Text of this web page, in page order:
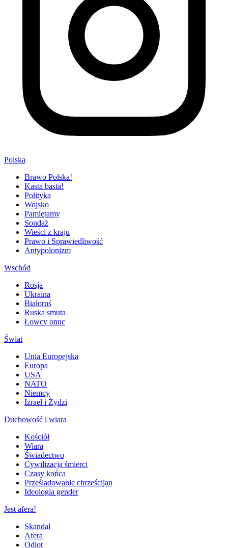
Polska
Brawo Polska!
Kasta basta!
Polityka
Wojsko
Pamiętamy
Sondaż
Wieści z kraju
Prawo i Sprawiedliwość
Antypolonizm
Wschód
Rosja
Ukraina
Białoruś
Ruska smuta
Łowcy onuc
Świat
Unia Europejska
Europa
USA
NATO
Niemcy
Izrael i Żydzi
Duchowość i wiara
Kościół
Wiara
Świadectwo
Cywilizacja śmierci
Czasy końca
Prześladowanie chrześcijan
Ideologia gender
Jest afera!
Skandal
Afera
Odlot